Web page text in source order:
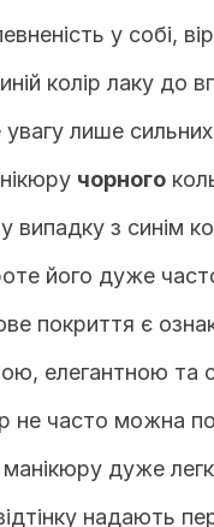
у собі,
колір лаку до
лише
чорного
у випадку з синім
його дуже
покриття є
елегантною та
не часто можна
дуже
надають